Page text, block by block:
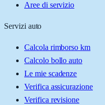
Aree di servizio
Servizi auto
Calcola rimborso km
Calcolo bollo auto
Le mie scadenze
Verifica assicurazione
Verifica revisione